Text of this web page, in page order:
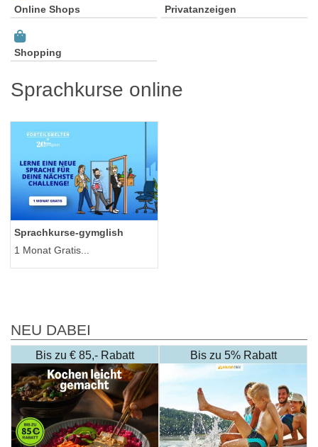
Online Shops Privatanzeigen
Shopping
Sprachkurse online
Sprachkurse-gymglish
1 Monat Gratis...
NEU DABEI
Bis zu € 85,- Rabatt Bis zu 5% Rabatt